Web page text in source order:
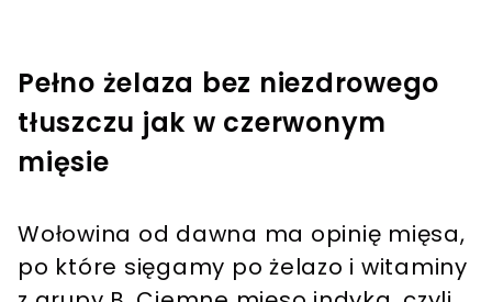
Pełno żelaza bez niezdrowego
tłuszczu jak w czerwonym
mięsie
Wołowina od dawna ma opinię mięsa,
po które sięgamy po żelazo i witaminy